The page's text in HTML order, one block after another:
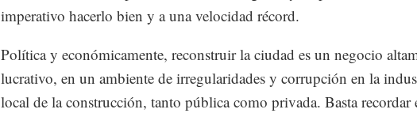
imperativo hacerlo bien y a una velocidad récord.
Política y económicamente, reconstruir la ciudad es un negocio
lucrativo, en un ambiente de irregularidades y corrupción en la
local de la construcción, tanto pública como privada. Basta recordar